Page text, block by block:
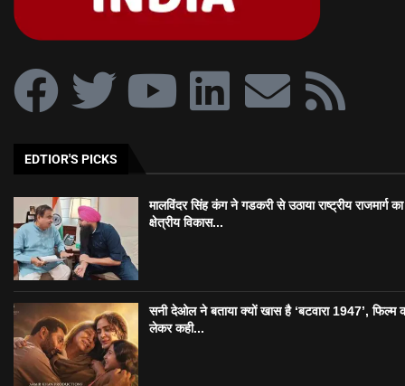
EDTIOR'S PICKS
मालविंदर सिंह कंग ने गडकरी से उठाया राष्ट्रीय राजमार्ग का
क्षेत्रीय विकास...
सनी देओल ने बताया क्यों खास है ‘बटवारा 1947’, फिल्म
लेकर कही...